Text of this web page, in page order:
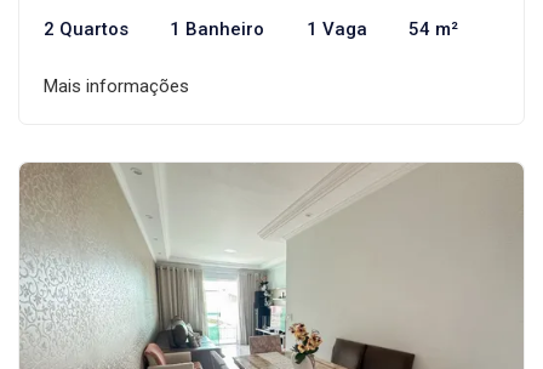
2 Quartos 1 Banheiro 1 Vaga 54 m²
Mais informações